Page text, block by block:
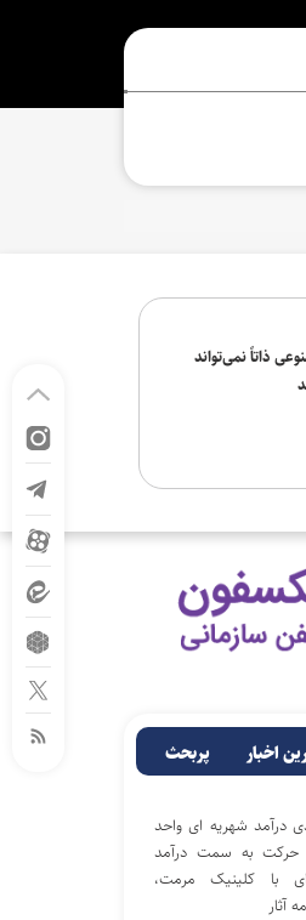
ذاتاً نمی‌تواند
اخبار پربحث
۳۸ درصدی درآمد شهریه ای واحد
حرکت به سمت درآمد
با کلینیک مرمت،
آثار